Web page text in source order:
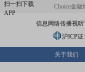
扫一扫下载
APP
Choice金融
信息网络传播视听
沪ICP证
关于我们